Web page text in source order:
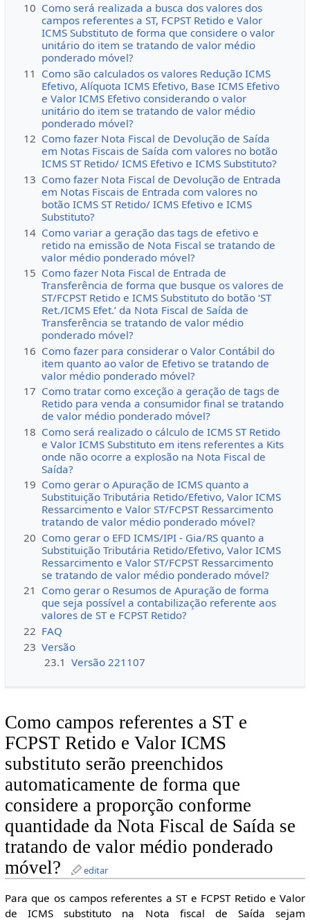
10 Como será realizada a busca dos valores dos
campos referentes a ST, FCPST Retido e Valor
ICMS Substituto de forma que considere o valor
unitário do item se tratando de valor médio
ponderado móvel?
11 Como são calculados os valores Redução ICMS
Efetivo, Alíquota ICMS Efetivo, Base ICMS Efetivo
e Valor ICMS Efetivo considerando o valor
unitário do item se tratando de valor médio
ponderado móvel?
12 Como fazer Nota Fiscal de Devolução de Saída
em Notas Fiscais de Saída com valores no botão
ICMS ST Retido/ ICMS Efetivo e ICMS Substituto?
13 Como fazer Nota Fiscal de Devolução de Entrada
em Notas Fiscais de Entrada com valores no
botão ICMS ST Retido/ ICMS Efetivo e ICMS
Substituto?
14 Como variar a geração das tags de efetivo e
retido na emissão de Nota Fiscal se tratando de
valor médio ponderado móvel?
15 Como fazer Nota Fiscal de Entrada de
Transferência de forma que busque os valores de
ST/FCPST Retido e ICMS Substituto do botão ‘ST
Ret./ICMS Efet.’ da Nota Fiscal de Saída de
Transferência se tratando de valor médio
ponderado móvel?
16 Como fazer para considerar o Valor Contábil do
item quanto ao valor de Efetivo se tratando de
valor médio ponderado móvel?
17 Como tratar como exceção a geração de tags de
Retido para venda a consumidor final se tratando
de valor médio ponderado móvel?
18 Como será realizado o cálculo de ICMS ST Retido
e Valor ICMS Substituto em itens referentes a Kits
onde não ocorre a explosão na Nota Fiscal de
Saída?
19 Como gerar o Apuração de ICMS quanto a
Substituição Tributária Retido/Efetivo, Valor ICMS
Ressarcimento e Valor ST/FCPST Ressarcimento
tratando de valor médio ponderado móvel?
20 Como gerar o EFD ICMS/IPI - Gia/RS quanto a
Substituição Tributária Retido/Efetivo, Valor ICMS
Ressarcimento e Valor ST/FCPST Ressarcimento
se tratando de valor médio ponderado móvel?
21 Como gerar o Resumos de Apuração de forma
que seja possível a contabilização referente aos
valores de ST e FCPST Retido?
22 FAQ
23 Versão
23.1 Versão 221107
Como campos referentes a ST e
FCPST Retido e Valor ICMS
substituto serão preenchidos
automaticamente de forma que
considere a proporção conforme
quantidade da Nota Fiscal de Saída se
tratando de valor médio ponderado
móvel?
editar
Para que os campos referentes a ST e FCPST Retido e Valor
de ICMS substituto na Nota fiscal de Saída sejam